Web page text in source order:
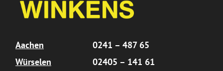
Aachen
0241 – 487 65
Würselen
02405 – 141 61